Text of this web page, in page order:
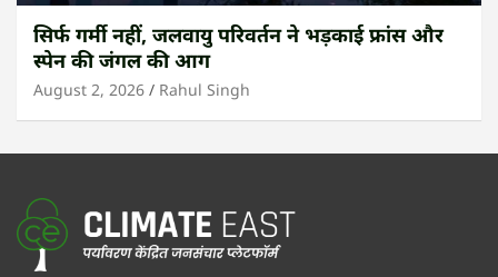
सिर्फ गर्मी नहीं, जलवायु परिवर्तन ने भड़काई फ्रांस और
स्पेन की जंगल की आग
August 2, 2026 Rahul Singh